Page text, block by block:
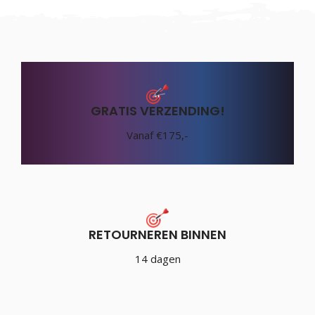
GRATIS VERZENDING!
Vanaf €175,-
RETOURNEREN BINNEN
14 dagen